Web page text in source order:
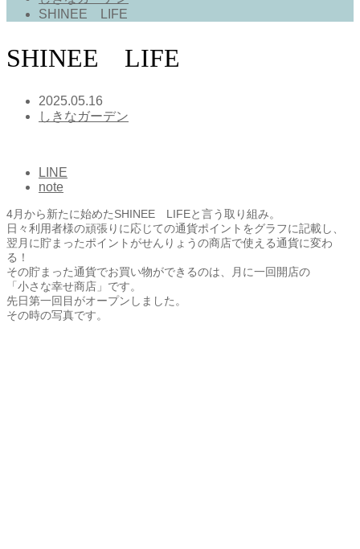
SHINEE LIFE
SHINEE LIFE
2025.05.16
しきなガーデン
LINE
note
4月から新たに始めたSHINEE LIFEと言う取り組み。
日々利用者様の頑張りに応じての通貨ポイントをグラフに記載し、
翌月に貯まったポイントがせんりょうの商店で使える通貨に変わ
る！
その貯まった通貨でお買い物ができるのは、月に一回開店の
「小さな幸せ商店」です。
先日第一回目がオープンしました。
その時の写真です。